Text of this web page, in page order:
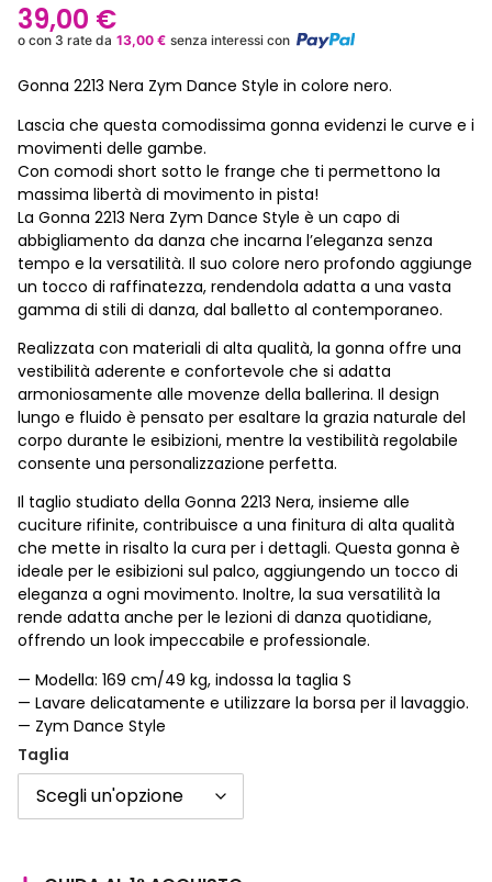
39,00 €
o con 3 rate da 13,00 € senza interessi con
Gonna 2213 Nera Zym Dance Style in colore nero.
Lascia che questa comodissima gonna evidenzi le curve e i
movimenti delle gambe.
Con comodi short sotto le frange che ti permettono la
massima libertà di movimento in pista!
La Gonna 2213 Nera Zym Dance Style è un capo di
abbigliamento da danza che incarna l’eleganza senza
tempo e la versatilità. Il suo colore nero profondo aggiunge
un tocco di raffinatezza, rendendola adatta a una vasta
gamma di stili di danza, dal balletto al contemporaneo.
Realizzata con materiali di alta qualità, la gonna offre una
vestibilità aderente e confortevole che si adatta
armoniosamente alle movenze della ballerina. Il design
lungo e fluido è pensato per esaltare la grazia naturale del
corpo durante le esibizioni, mentre la vestibilità regolabile
consente una personalizzazione perfetta.
Il taglio studiato della Gonna 2213 Nera, insieme alle
cuciture rifinite, contribuisce a una finitura di alta qualità
che mette in risalto la cura per i dettagli. Questa gonna è
ideale per le esibizioni sul palco, aggiungendo un tocco di
eleganza a ogni movimento. Inoltre, la sua versatilità la
rende adatta anche per le lezioni di danza quotidiane,
offrendo un look impeccabile e professionale.
— Modella: 169 cm/49 kg, indossa la taglia S
— Lavare delicatamente e utilizzare la borsa per il lavaggio.
— Zym Dance Style
Taglia